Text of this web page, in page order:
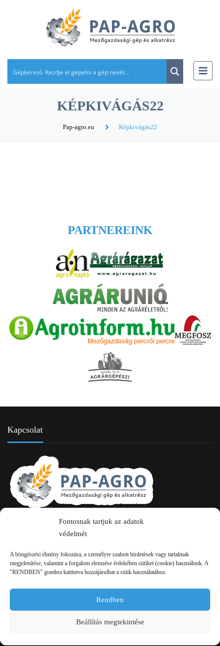
Fontosnak tartjuk az adatok
védelmét
A böngészési élmény fokozása, a személyre szabott hirdetések vagy tartalmak
megjelenítése, valamint a forgalom elemzése érdekében sütiket (cookie) használunk. A
"RENDBEN" gombra kattintva hozzájárulhat a sütik használatához.
Rendben
Beállítás megtekintése
KÉPKIVÁGÁS22
Pap-agro.eu Képkivágás22
PARTNEREINK
Kapcsolat
2750 Nagykőrös Alsójárás d. 1/a
+36 53 552 283
Navigáció